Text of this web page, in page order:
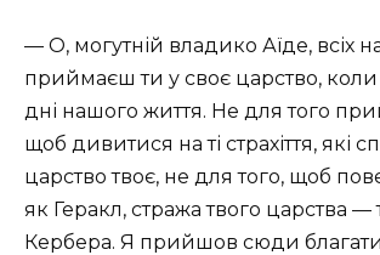
— О, могутній владико Аїде, всіх
приймаєш ти у своє царство, коли
дні нашого життя. Не для того
щоб дивитися на ті страхіття, які
царство твоє, не для того, щоб
як Геракл, стража твого царства —
Кербера. Я прийшов сюди